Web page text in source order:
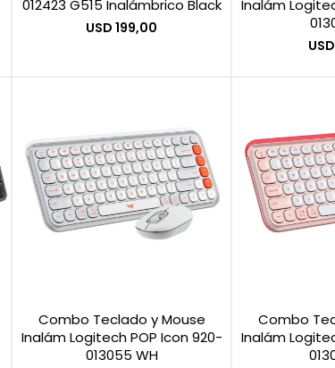
012423 G515 Inalámbrico Black
USD 199,00
Inalám
USD
Combo Teclado y Mouse
Inalám Logitech POP Icon 920-
013055 WH
Combo
Inalám